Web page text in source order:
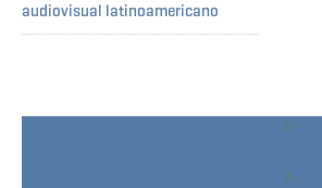
audiovisual latinoamericano